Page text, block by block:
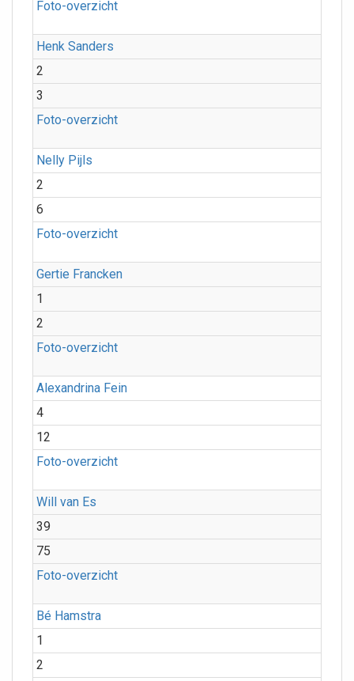
Foto-overzicht
Henk Sanders
2
3
Foto-overzicht
Nelly Pijls
2
6
Foto-overzicht
Gertie Francken
1
2
Foto-overzicht
Alexandrina Fein
4
12
Foto-overzicht
Will van Es
39
75
Foto-overzicht
Bé Hamstra
1
2